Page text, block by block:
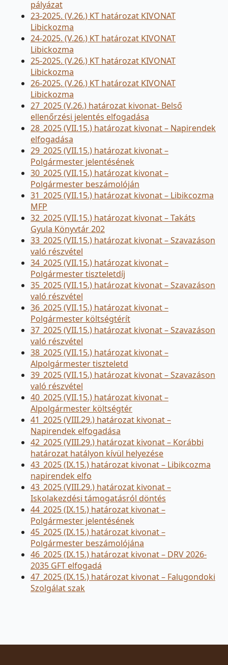
pályázat
23-2025. (V.26.) KT határozat KIVONAT
Libickozma
24-2025. (V.26.) KT határozat KIVONAT
Libickozma
25-2025. (V.26.) KT határozat KIVONAT
Libickozma
26-2025. (V.26.) KT határozat KIVONAT
Libickozma
27_2025 (V.26.) határozat kivonat- Belső
ellenőrzési jelentés elfogadása
28_2025 (VII.15.) határozat kivonat – Napirendek
elfogadása
29_2025 (VII.15.) határozat kivonat –
Polgármester jelentésének
30_2025 (VII.15.) határozat kivonat –
Polgármester beszámolóján
31_2025 (VII.15.) határozat kivonat – Libikcozma
MFP
32_2025 (VII.15.) határozat kivonat – Takáts
Gyula Könyvtár 202
33_2025 (VII.15.) határozat kivonat – Szavazáson
való részvétel
34_2025 (VII.15.) határozat kivonat –
Polgármester tiszteletdíj
35_2025 (VII.15.) határozat kivonat – Szavazáson
való részvétel
36_2025 (VII.15.) határozat kivonat –
Polgármester költségtérít
37_2025 (VII.15.) határozat kivonat – Szavazáson
való részvétel
38_2025 (VII.15.) határozat kivonat –
Alpolgármester tiszteletd
39_2025 (VII.15.) határozat kivonat – Szavazáson
való részvétel
40_2025 (VII.15.) határozat kivonat –
Alpolgármester költségtér
41_2025 (VIII.29.) határozat kivonat –
Napirendek elfogadása
42_2025 (VIII.29.) határozat kivonat – Korábbi
határozat hatályon kívül helyezése
43_2025 (IX.15.) határozat kivonat – Libikcozma
napirendek elfo
43_2025 (VIII.29.) határozat kivonat –
Iskolakezdési támogatásról döntés
44_2025 (IX.15.) határozat kivonat –
Polgármester jelentésének
45_2025 (IX.15.) határozat kivonat –
Polgármester beszámolójána
46_2025 (IX.15.) határozat kivonat – DRV 2026-
2035 GFT elfogadá
47_2025 (IX.15.) határozat kivonat – Falugondoki
Szolgálat szak